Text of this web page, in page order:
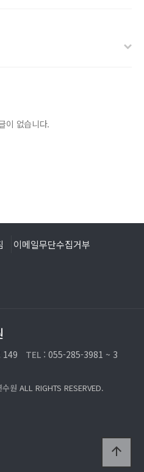
이 없습니다.
이메일무단수집거부
149 TEL : 055-285-3981 ~ 3
원 ALL RIGHTS RESERVED.
arrow_upward